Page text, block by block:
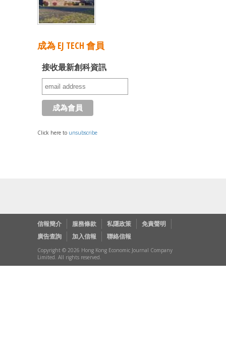
成為 EJ TECH 會員
接收最新創科資訊
Click here to unsubscribe
信報簡介 服務條款 私隱政策
免責聲明
廣告查詢
加入信報 聯絡信報
Copyright © 2026 Hong Kong Economic Journal Company
Limited. All rights reserved.